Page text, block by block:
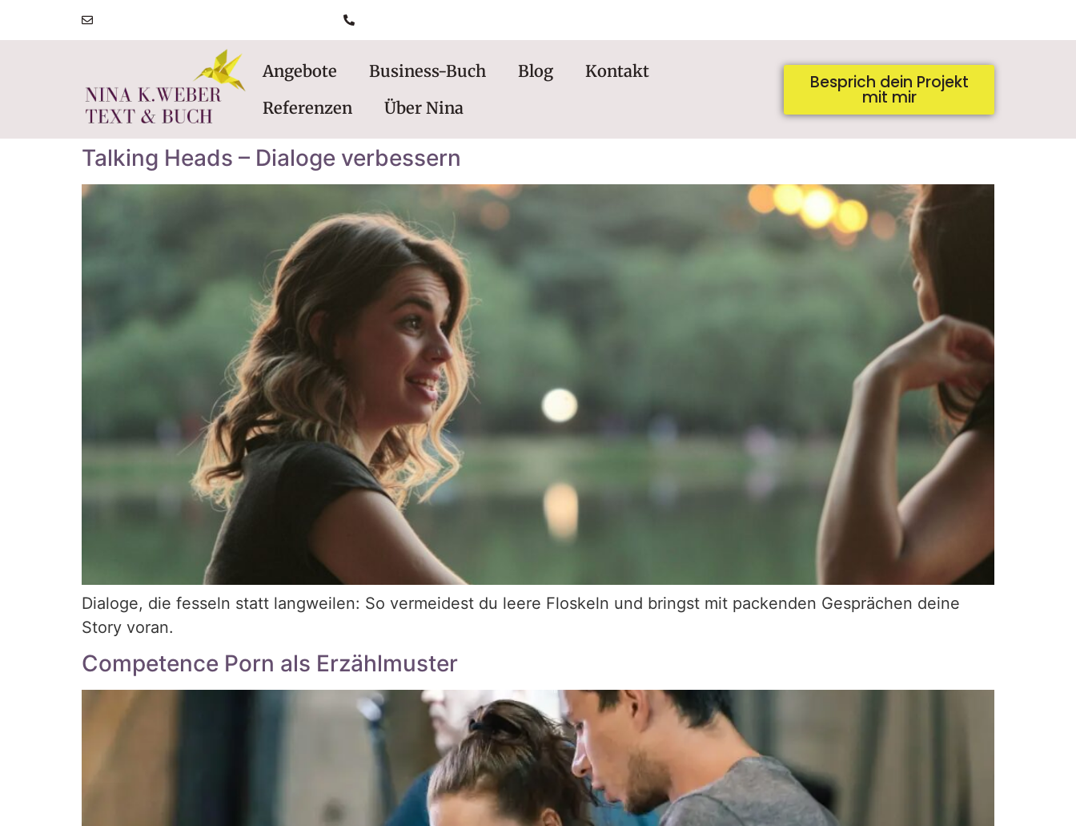
Angebote Business-Buch Blog
Kontakt
Referenzen
Über Nina
Besprich dein Projekt
mit mir
Talking Heads – Dialoge verbessern
Dialoge, die fesseln statt langweilen: So vermeidest du leere Floskeln und bringst mit packenden Gesprächen deine
Story voran.
Competence Porn als Erzählmuster